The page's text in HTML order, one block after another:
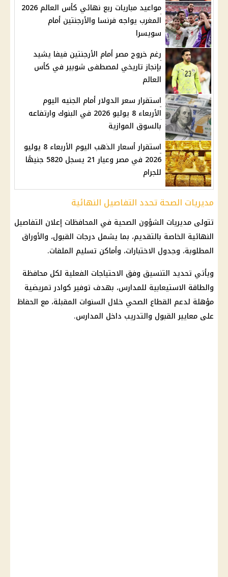
مواعيد مباريات ربع نهائي كأس العالم 2026
المغرب يواجه فرنسا والأرجنتين أمام
سويسرا
رغم خروج مصر أمام الأرجنتين فيفا يشيد
بإنجاز تاريخي لمصطفى شوبير في كأس
العالم
استقرار سعر الدولار أمام الجنيه اليوم
الأربعاء 8 يوليو 2026 في البنوك وارتفاعه
بالسوق الموازية
استقرار أسعار الذهب اليوم الأربعاء 8 يوليو
2026 في مصر وعيار 21 يسجل 5820 جنيهًا
للجرام
مديريات الصحة تحدد التفاصيل النهائية
تتولى مديريات الشؤون الصحية في المحافظات إعلان التفاصيل
النهائية الخاصة بالتقديم، بما يشمل درجات القبول، والأوراق
المطلوبة، وجدول الاختبارات، وأماكن تسليم الملفات.
ويأتي تحديد التنسيق وفق الاحتياجات الفعلية لكل محافظة
والطاقة الاستيعابية للمدارس، بهدف توفير كوادر تمريضية
مؤهلة لدعم القطاع الصحي خلال السنوات المقبلة، مع الحفاظ
على معايير القبول والتدريب داخل المدارس.